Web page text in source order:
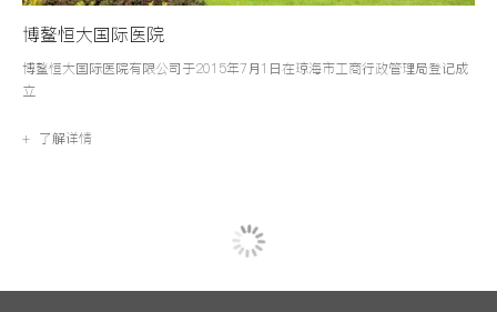
博鳌恒大国际医院
博鳌恒大国际医院有限公司于2015年7月1日在琼海市工商行政管理局登记成
立
+ 了解详情